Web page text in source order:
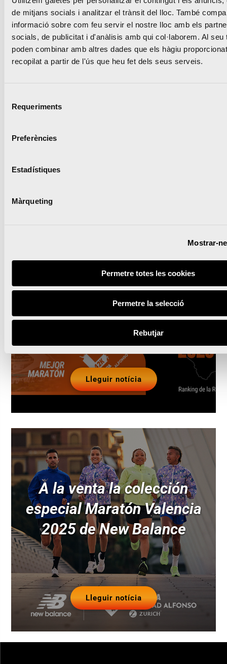
de mitjans socials i analitzar el trànsit del lloc. També
informació sobre com feu servir el nostre lloc amb els
socials, de publicitat i d'anàlisis amb qui col·laborem. Al seu
poden combinar amb altres dades que els hàgiu
recopilat a partir de l'ús que heu fet dels seus serveis.
Requeriments
Preferències
Estadístiques
Màrqueting
Mostrar-
Permetre totes les cookies
Permetre la selecció
Rebutjar
La UPV i la Marató
València renoven la pista
d’atletisme del Campus
Les millors carreres
d’Espanya continuen
corrent-se a València
Ciutat del Running
Lleguir notícia
A la venta la colección
especial Maratón Valencia
2025 de New Balance
Lleguir notícia